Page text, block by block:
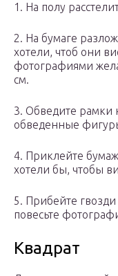
1. На полу
2. На бумаге
хотели, чтоб они
фотографиями
см.
3. Обведите рамки
обведенные
4. Приклейте
хотели бы, чтобы
5. Прибейте
повесьте
Квадрат